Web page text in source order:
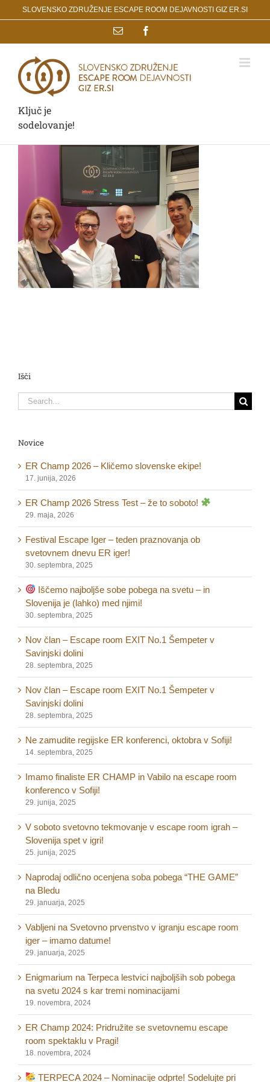
to
SLOVENSKO ZDRUŽENJE ESCAPE ROOM DEJAVNOSTI GIZ ER.SI
Email
Ključ je
sodelovanje!
Išči
Search
for:
Novice
ER Champ 2026 – Kličemo slovenske ekipe!
17. junija, 2026
ER Champ 2026 Stress Test – že to soboto!
29. maja, 2026
Festival Escape Iger – teden praznovanja ob
svetovnem dnevu ER iger!
30. septembra, 2025
Iščemo najboljše sobe pobega na svetu – in
Slovenija je (lahko) med njimi!
30. septembra, 2025
Nov član – Escape room EXIT No.1 Šempeter v
Savinjski dolini
28. septembra, 2025
Nov član – Escape room EXIT No.1 Šempeter v
Savinjski dolini
28. septembra, 2025
Ne zamudite regijske ER konferenci, oktobra v Sofiji!
14. septembra, 2025
Imamo finaliste ER CHAMP in Vabilo na escape room
konferenco v Sofiji!
29. junija, 2025
V soboto svetovno tekmovanje v escape room igrah –
Slovenija spet v igri!
25. junija, 2025
Naprodaj odlično ocenjena soba pobega “THE GAME”
na Bledu
29. januarja, 2025
Vabljeni na Svetovno prvenstvo v igranju escape room
iger – imamo datume!
29. januarja, 2025
Enigmarium na Terpeca lestvici najboljših sob pobega
na svetu 2024 s kar tremi nominacijami
19. novembra, 2024
ER Champ 2024: Pridružite se svetovnemu escape
room spektaklu v Pragi!
18. novembra, 2024
TERPECA 2024 – Nominacije odprte! Sodelujte pri